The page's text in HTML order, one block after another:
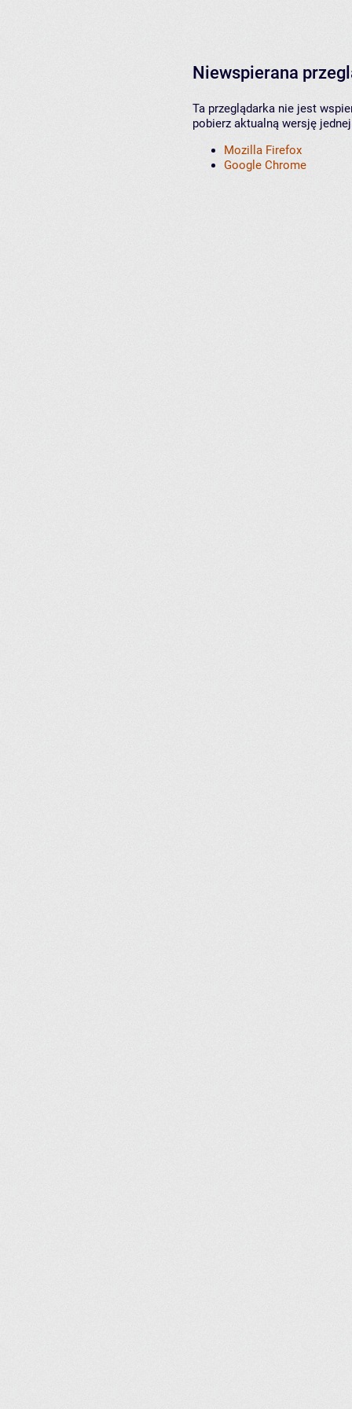
Niewspierana
Ta przeglądarka nie jest
pobierz aktualną wersję
Mozilla Firefox
Google Chrome